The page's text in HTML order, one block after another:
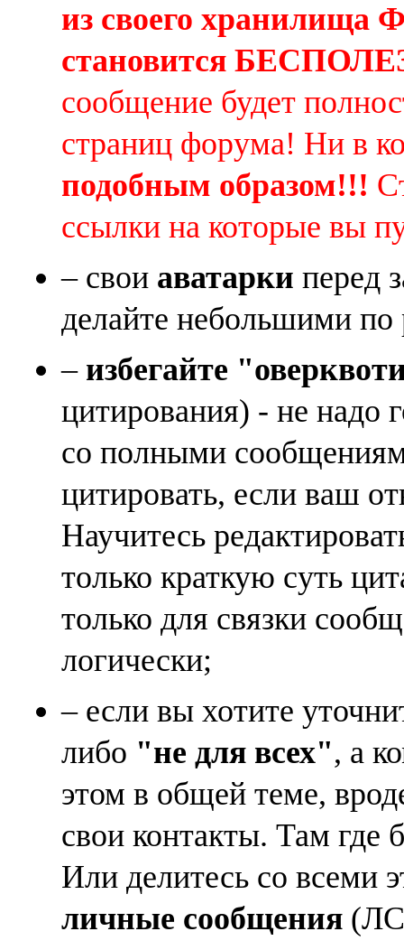
из своего
становится
сообщение будет
страниц форума! Ни в
подобным образом!!!
ссылки на которые вы
– свои аватарки перед
делайте небольшими по
– избегайте
цитирования) - не надо
со полными
цитировать, если ваш
Научитесь
только краткую суть
только для связки
логически;
– если вы хотите
либо "не для всех", а
этом в общей теме,
свои контакты. Там где
Или делитесь со всеми
личные сообщения